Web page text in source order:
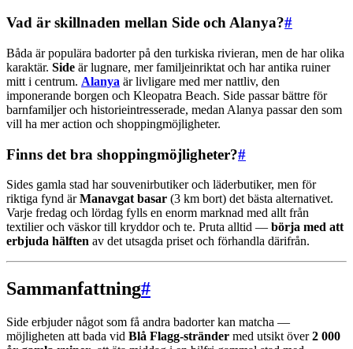
Vad är skillnaden mellan Side och Alanya?#
Båda är populära badorter på den turkiska rivieran, men de har olika
karaktär. Side är lugnare, mer familjeinriktat och har antika ruiner
mitt i centrum. Alanya är livligare med mer nattliv, den
imponerande borgen och Kleopatra Beach. Side passar bättre för
barnfamiljer och historieintresserade, medan Alanya passar den som
vill ha mer action och shoppingmöjligheter.
Finns det bra shoppingmöjligheter?#
Sides gamla stad har souvenirbutiker och läderbutiker, men för
riktiga fynd ärManavgat basar (3 km bort) det bästa alternativet.
Varje fredag och lördag fylls en enorm marknad med allt från
textilier och väskor till kryddor och te. Pruta alltid — börja med att
erbjuda hälften av det utsagda priset och förhandla därifrån.
Sammanfattning#
Side erbjuder något som få andra badorter kan matcha —
möjligheten att bada vid Blå Flagg-stränder med utsikt över2 000